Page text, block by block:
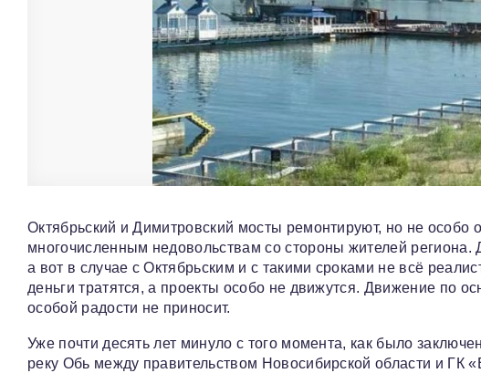
Октябрьский и Димитровский мосты ремонтируют, но не особо
многочисленным недовольствам со стороны жителей региона.
а вот в случае с Октябрьским и с такими сроками не всё
деньги тратятся, а проекты особо не движутся. Движение по
особой радости не приносит.
Уже почти десять лет минуло с того момента, как было
реку Обь между правительством Новосибирской области и ГК